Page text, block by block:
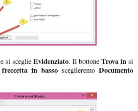
e si sceglie Evidenziato. Il bottone Trova in si
freccetta in bassosceglieremo Documento